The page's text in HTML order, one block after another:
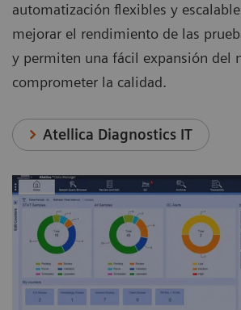
automatización flexibles y
mejorar el rendimiento de las
y permiten una fácil expansión del
comprometer la calidad.
Atellica Diagnostics IT